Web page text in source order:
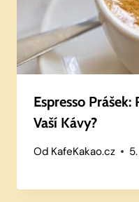
Espresso
Vaší Kávy?
Od KafeKakao.cz